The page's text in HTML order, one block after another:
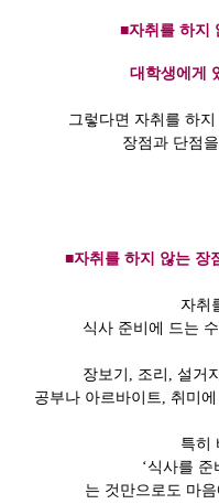
■자취를 하지
대학생에게
그렇다면 자취를 하
장점과 단점
■자취를 하지 않는 장
자취
식사 준비에 드는
장보기, 조리, 설거
공부나 아르바이트, 취미
특히
‘식사를 준
는 것만으로도 마